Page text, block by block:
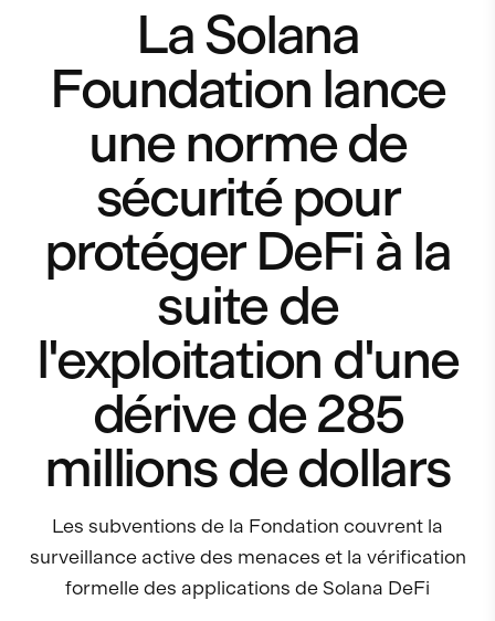
La Solana
Foundation lance
une norme de
sécurité pour
protéger DeFi à la
suite de
l'exploitation d'une
dérive de 285
millions de dollars
Les subventions de la Fondation couvrent la
surveillance active des menaces et la vérification
formelle des applications de Solana DeFi